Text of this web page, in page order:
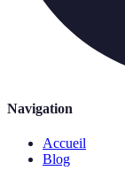
Navigation
Accueil
Blog